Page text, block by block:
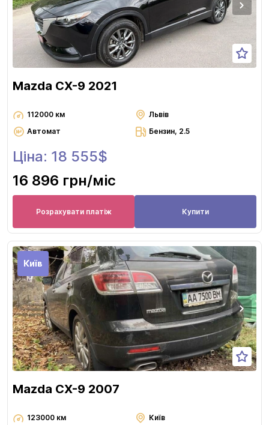
Mazda CX-9 2021
112000 км
Львів
Автомат
Бензин, 2.5
Ціна: 18 555$
16 896 грн/міс
Розрахувати платіж Купити
Київ
Mazda CX-9 2007
123000 км Київ